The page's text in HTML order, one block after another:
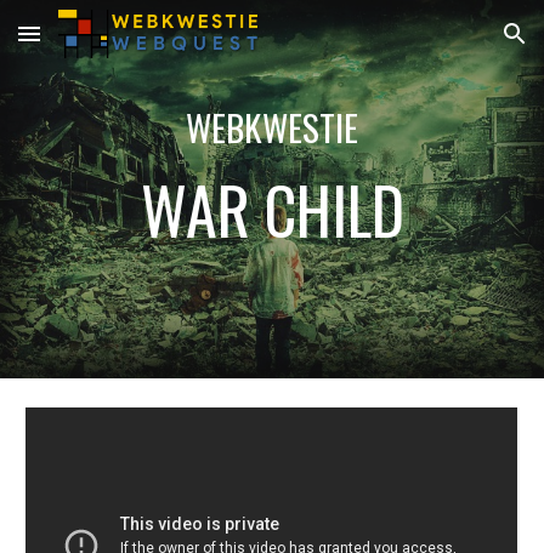
Skip to main content Skip to navigation
WEBKWESTIE
WAR CHILD